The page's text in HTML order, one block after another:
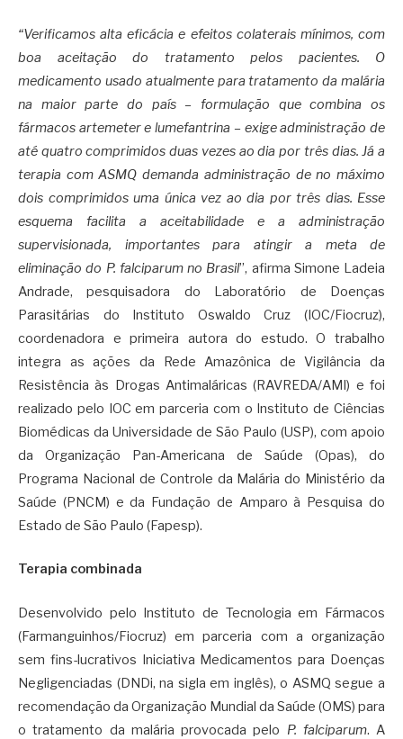
“Verificamos alta eficácia e efeitos colaterais mínimos, com
boa aceitação do tratamento pelos pacientes. O
medicamento usado atualmente para tratamento da malária
na maior parte do país – formulação que combina os
fármacos artemeter e lumefantrina – exige administração de
até quatro comprimidos duas vezes ao dia por três dias. Já a
terapia com ASMQ demanda administração de no máximo
dois comprimidos uma única vez ao dia por três dias. Esse
esquema facilita a aceitabilidade e a administração
supervisionada, importantes para atingir a meta de
eliminação do P. falciparum no Brasil”, afirma Simone Ladeia
Andrade, pesquisadora do Laboratório de Doenças
Parasitárias do Instituto Oswaldo Cruz (IOC/Fiocruz),
coordenadora e primeira autora do estudo. O trabalho
integra as ações da Rede Amazônica de Vigilância da
Resistência às Drogas Antimaláricas (RAVREDA/AMI) e foi
realizado pelo IOC em parceria com o Instituto de Ciências
Biomédicas da Universidade de São Paulo (USP), com apoio
da Organização Pan-Americana de Saúde (Opas), do
Programa Nacional de Controle da Malária do Ministério da
Saúde (PNCM) e da Fundação de Amparo à Pesquisa do
Estado de São Paulo (Fapesp).
Terapia combinada
Desenvolvido pelo Instituto de Tecnologia em Fármacos
(Farmanguinhos/Fiocruz) em parceria com a organização
sem fins-lucrativos Iniciativa Medicamentos para Doenças
Negligenciadas (DNDi, na sigla em inglês), o ASMQ segue a
recomendação da Organização Mundial da Saúde (OMS) para
o tratamento da malária provocada pelo P. falciparum. A